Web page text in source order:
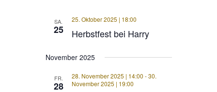
SA.
25 Herbstfest bei Harry
25. Oktober 2025 | 18:00
November 2025
FR.
28
28. November 2025 | 14:00 -30.
November 2025 | 19:00